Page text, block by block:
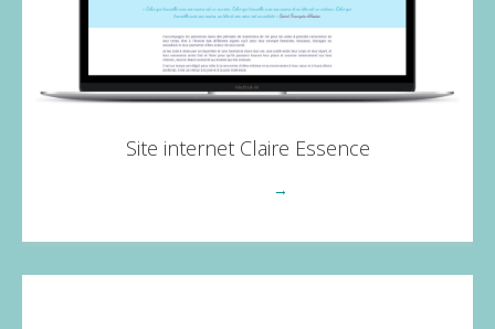
Site internet Claire Essence
→